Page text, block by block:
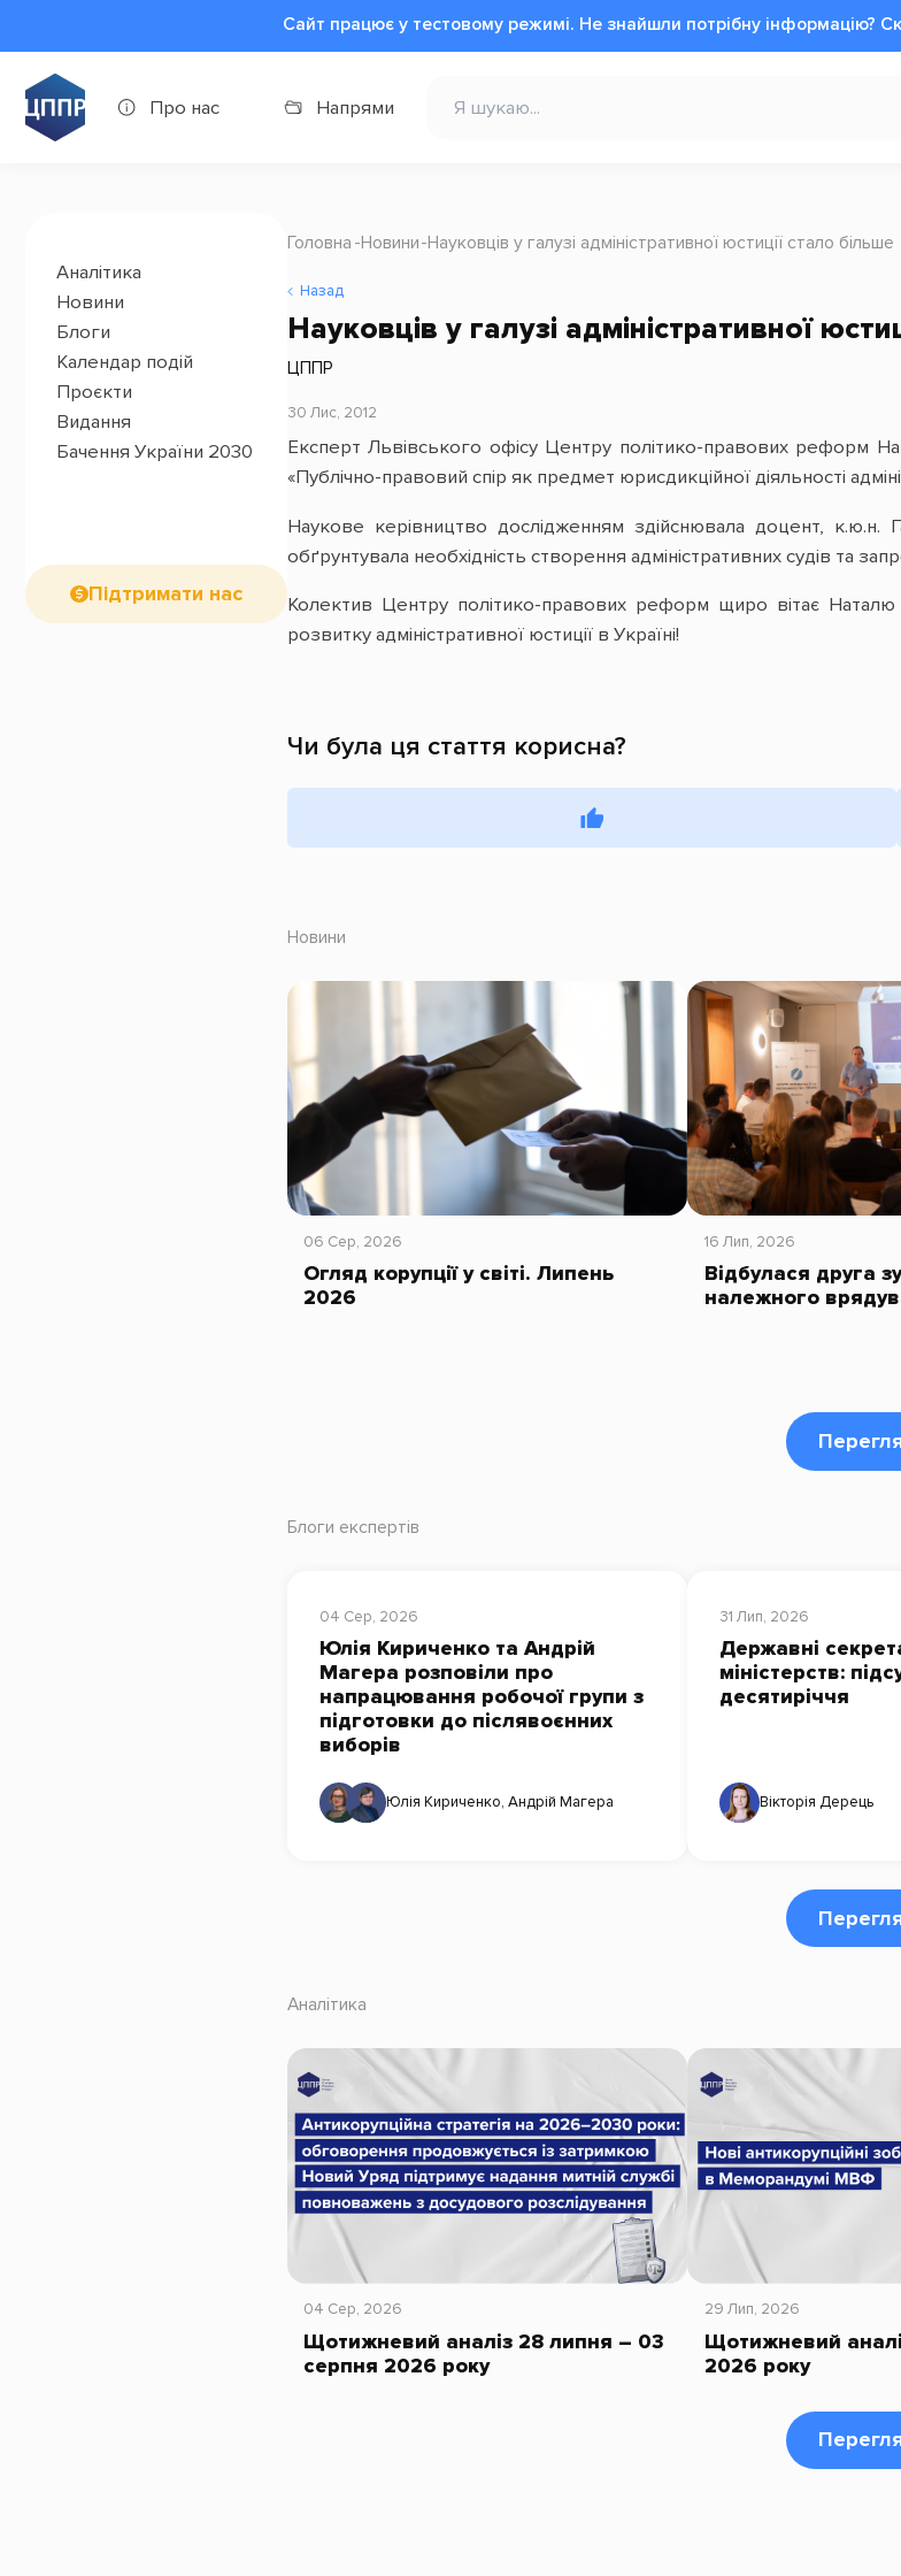
Сайт працює у тестовому режимі. Не знайшли потрібну інформацію?
Про нас Напрями
Аналітика
Новини
Блоги
Календар подій
Проєкти
Видання
Бачення України 2030
Підтримати нас
Головна Новини Науковців у галузі адміністративної юстиції стало більше
Назад
Науковців у галузі адміністративної
ЦППР
30 Лис, 2012
Експерт Львівського офісу Центру політико-правових реформ
«Публічно-правовий спір як предмет юрисдикційної діяльності
Наукове керівництво дослідженням здійснювала доцент,
обґрунтувала необхідність створення адміністративних судів та
Колектив Центру політико-правових реформ щиро вітає
розвитку адміністративної юстиції в Україні!
Чи була ця стаття корисна?
Новини
06 Сер, 2026
Огляд корупції у світі. Липень
2026
16 Лип, 2026
Відбулася друга
належного
Блоги експертів
04 Сер, 2026
Юлія Кириченко та Андрій
Магера розповіли про
напрацювання робочої групи з
підготовки до післявоєнних
виборів
Юлія Кириченко, Андрій Магера
31 Лип, 2026
Державні
міністерств:
десятиріччя
Вікторія Дерець
Аналітика
04 Сер, 2026
Щотижневий аналіз 28 липня – 03
серпня 2026 року
29 Лип, 2026
Щотижневий
2026 року